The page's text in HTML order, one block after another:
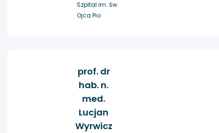
Szpital im. św.
Ojca Pio
prof. dr
hab. n.
med.
Lucjan
Wyrwicz